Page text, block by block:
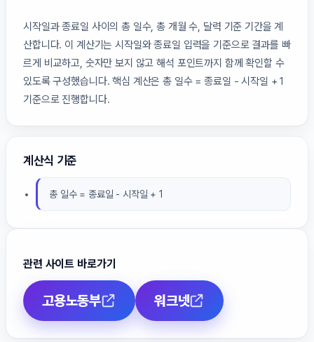
시작일과 종료일 사이의 총 일수, 총 개월 수, 달력 기준 기간을 계
산합니다. 이 계산기는 시작일와 종료일 입력을 기준으로 결과를 빠
르게 비교하고, 숫자만 보지 않고 해석 포인트까지 함께 확인할 수
있도록 구성했습니다. 핵심 계산은 총 일수 = 종료일 - 시작일 + 1
기준으로 진행합니다.
계산식 기준
총 일수 = 종료일 - 시작일 + 1
관련 사이트 바로가기
고용노동부 워크넷